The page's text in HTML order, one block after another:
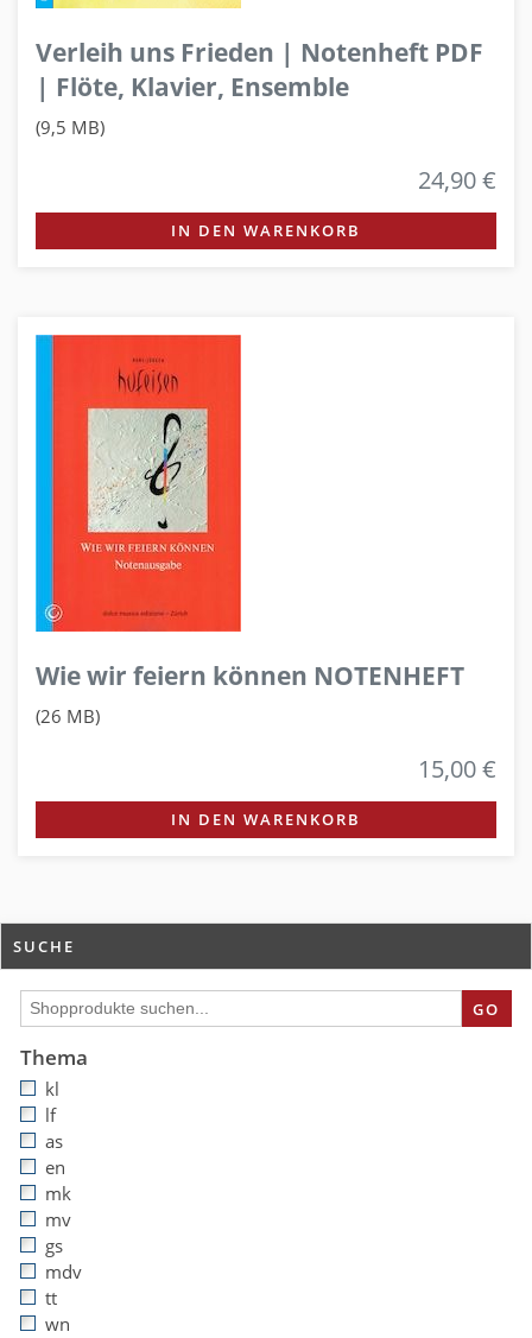
Verleih uns Frieden | Notenheft PDF
| Flöte, Klavier, Ensemble
(9,5 MB)
24,90 €
IN DEN WARENKORB
Wie wir feiern können NOTENHEFT
(26 MB)
15,00 €
IN DEN WARENKORB
SUCHE
GO
Thema
kl
lf
as
en
mk
mv
gs
mdv
tt
wn